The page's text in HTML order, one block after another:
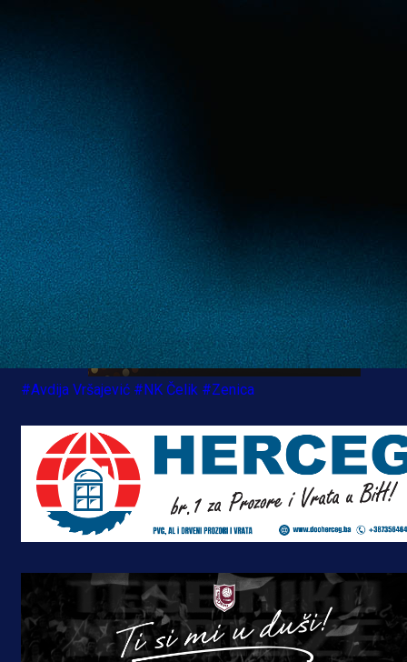
nosio u dva navrata, odakle je 2012. godine
Hajduk iz Splita.
#Avdija Vršajević #NK Čelik #Zenica